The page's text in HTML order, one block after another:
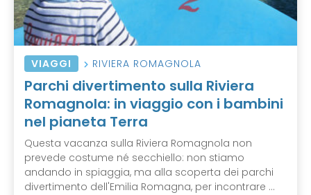
VIAGGI RIVIERA ROMAGNOLA
Parchi divertimento sulla Riviera
Romagnola: in viaggio con i bambini
nel pianeta Terra
Questa vacanza sulla Riviera Romagnola non
prevede costume né secchiello: non stiamo
andando in spiaggia, ma alla scoperta dei parchi
divertimento dell'Emilia Romagna, per incontrare ...